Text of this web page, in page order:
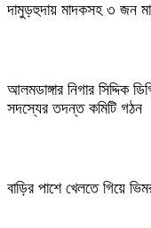
দামুড়হুদায় মাদকসহ ৩ জন
আলমডাঙ্গার নিগার সিদ্দিক
সদস্যের তদন্ত কমিটি গঠন
বাড়ির পাশে খেলতে গিয়ে